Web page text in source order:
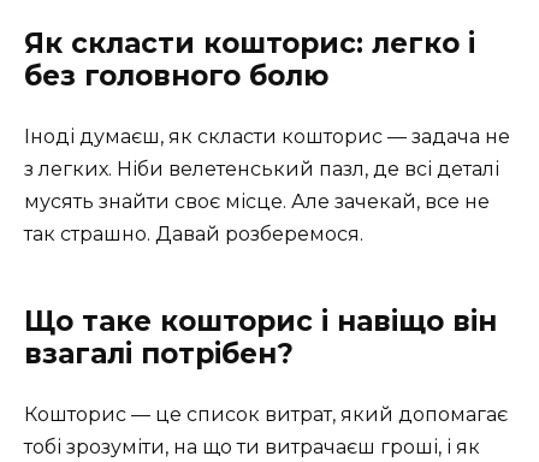
Як скласти кошторис: легко і
без головного болю
Іноді думаєш, як скласти кошторис — задача не
з легких. Ніби велетенський пазл, де всі деталі
мусять знайти своє місце. Але зачекай, все не
так страшно. Давай розберемося.
Що таке кошторис і навіщо він
взагалі потрібен?
Кошторис — це список витрат, який допомагає
тобі зрозуміти, на що ти витрачаєш гроші, і як